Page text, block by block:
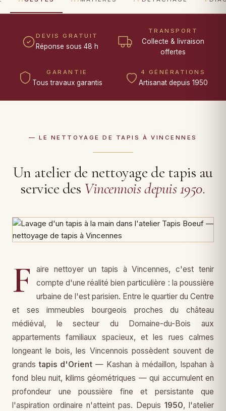
DEVIS GRATUIT
Réponse sous 48 h
TRANSPORT
Collecte & livraison
offertes
GARANTIE
Tous travaux garantis
4 GÉNÉRATIONS
Artisanat depuis 1950
— LE NETTOYAGE DE TAPIS À VINCENNES
Un atelier de nettoyage de tapis au
service des Vincennois depuis 1950.
F
aire nettoyer un tapis à Vincennes, c'est tenir
compte d'une réalité bien particulière : la poussière
urbaine de l'est parisien. Entre le quartier du Centre
et ses immeubles bourgeois proches du château
médiéval, le secteur du Domaine-du-Bois aux
appartements familiaux spacieux, et les rues calmes
longeant le bois, les Vincennois possèdent souvent de
grands tapis d'Orient — Kashan à médaillon, Ispahan à
fond bleu nuit, kilims géométriques — qui accumulent en
profondeur une poussière fine et persistante que
l'aspiration ordinaire n'atteint pas. Depuis 1950, l'atelier